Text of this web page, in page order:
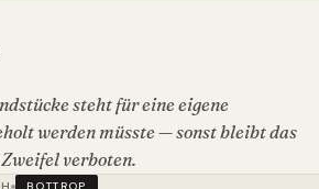
steht für eine eigene
werden müsste — sonst bleibt das
verboten.